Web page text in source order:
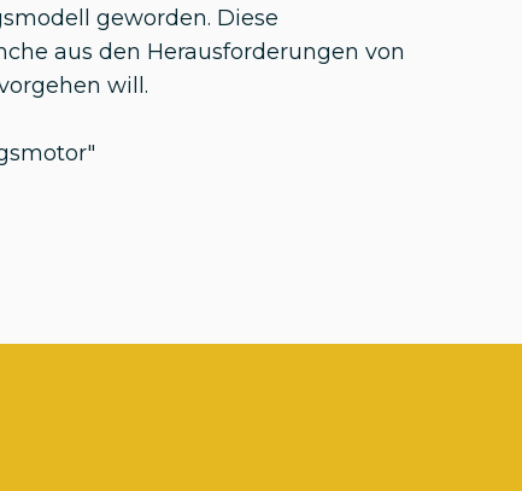
geworden. Diese
aus den Herausforderungen von
will.